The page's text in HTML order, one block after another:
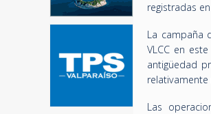
registradas
La campaña
VLCC en
antigüedad
Las